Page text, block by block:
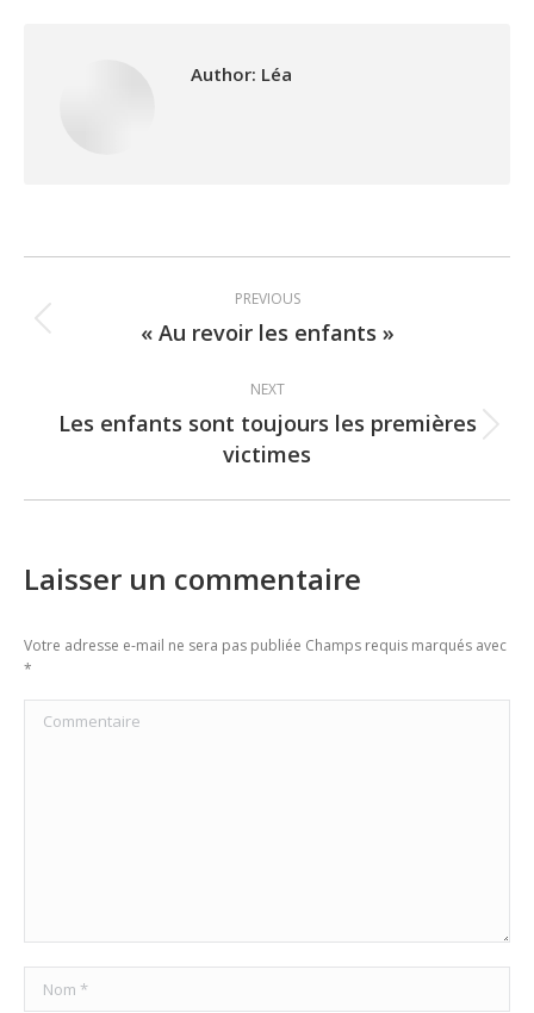
Author: Léa
navigation
PREVIOUS
Previous
« Au revoir les enfants »
NEXT
Next
post:
Les enfants sont toujours les premières
victimes
Laisser un commentaire
Votre adresse e-mail ne sera pas publiée Champs requis marqués avec
*
Commentaire
Nom *